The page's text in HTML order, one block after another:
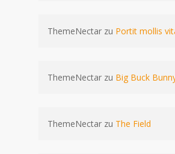
ThemeNectar zu Portit mollis
ThemeNectar zu Big Buck
ThemeNectar zu The Field